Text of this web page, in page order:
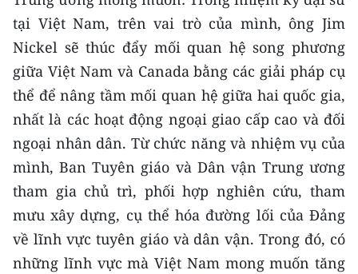
Media Y tế
Media Khoa học - Công nghệ
Media Môi trường
Ảnh
Infographic
TIN MỚI
TIN ĐỊA PHƯƠNG
tại Việt Nam, trên vai trò của mình, ông Jim
Nickel sẽ thúc đẩy mối quan hệ song phương
giữa Việt Nam và Canada bằng các giải pháp cụ
thể để nâng tầm mối quan hệ giữa hai quốc gia,
nhất là các hoạt động ngoại giao cấp cao và đối
ngoại nhân dân. Từ chức năng và nhiệm vụ của
mình, Ban Tuyên giáo và Dân vận Trung ương
tham gia chủ trì, phối hợp nghiên cứu, tham
mưu xây dựng, cụ thể hóa đường lối của Đảng
về lĩnh vực tuyên giáo và dân vận. Trong đó, có
những lĩnh vực mà Việt Nam mong muốn tăng